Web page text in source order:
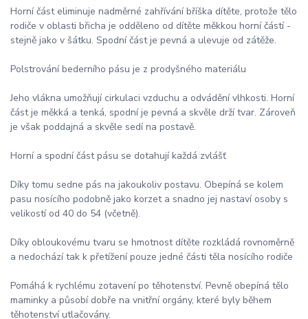
Horní část eliminuje nadměrné zahřívání bříška dítěte, protože tělo
rodiče v oblasti břicha je odděleno od dítěte měkkou horní částí -
stejně jako v šátku. Spodní část je pevná a ulevuje od zátěže.
Polstrování bederního pásu je z prodyšného materiálu
Jeho vlákna umožňují cirkulaci vzduchu a odvádění vlhkosti. Horní
část je měkká a tenká, spodní je pevná a skvěle drží tvar. Zároveň
je však poddajná a skvěle sedí na postavě.
Horní a spodní část pásu se dotahují každá zvlášť
Díky tomu sedne pás na jakoukoliv postavu. Obepíná se kolem
pasu nosícího podobně jako korzet a snadno jej nastaví osoby s
velikostí od 40 do 54 (včetně).
Díky obloukovému tvaru se hmotnost dítěte rozkládá rovnoměrně
a nedochází tak k přetížení pouze jedné části těla nosícího rodiče
Pomáhá k rychlému zotavení po těhotenství. Pevně obepíná tělo
maminky a působí dobře na vnitřní orgány, které byly během
těhotenství utlačovány.